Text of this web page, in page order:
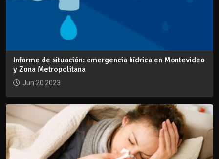
Informe de situación: emergencia hídrica en Montevideo
y Zona Metropolitana
Jun 20 2023